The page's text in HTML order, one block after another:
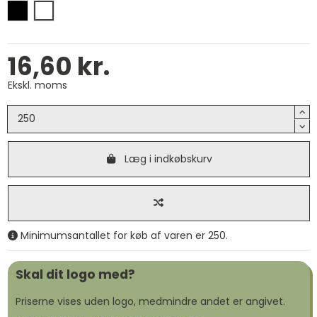
16,60 kr.
Ekskl. moms
Læg i indkøbskurv
Minimumsantallet for køb af varen er 250.
Skal dit logo med?
Priserne vises uden logo, medmindre andet er angivet.